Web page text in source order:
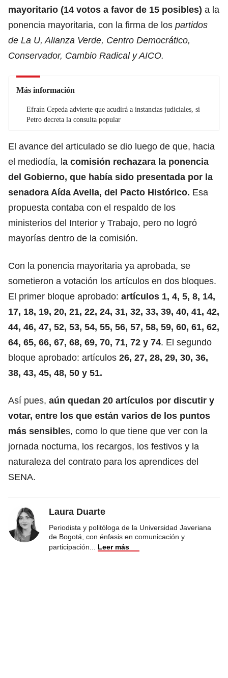
mayoritario (14 votos a favor de 15 posibles) a la
ponencia mayoritaria, con la firma de los partidos
de La U, Alianza Verde, Centro Democrático,
Conservador, Cambio Radical y AICO.
Más información
Efraín Cepeda advierte que acudirá a instancias judiciales, si
Petro decreta la consulta popular
El avance del articulado se dio luego de que, hacia
el mediodía, la comisión rechazara la ponencia
del Gobierno, que había sido presentada por la
senadora Aída Avella, del Pacto Histórico. Esa
propuesta contaba con el respaldo de los
ministerios del Interior y Trabajo, pero no logró
mayorías dentro de la comisión.
Con la ponencia mayoritaria ya aprobada, se
sometieron a votación los artículos en dos bloques.
El primer bloque aprobado: artículos 1, 4, 5, 8, 14,
17, 18, 19, 20, 21, 22, 24, 31, 32, 33, 39, 40, 41, 42,
44, 46, 47, 52, 53, 54, 55, 56, 57, 58, 59, 60, 61, 62,
64, 65, 66, 67, 68, 69, 70, 71, 72 y 74. El segundo
bloque aprobado: artículos 26, 27, 28, 29, 30, 36,
38, 43, 45, 48, 50 y 51.
Así pues, aún quedan 20 artículos por discutir y
votar, entre los que están varios de los puntos
más sensibles, como lo que tiene que ver con la
jornada nocturna, los recargos, los festivos y la
naturaleza del contrato para los aprendices del
SENA.
Laura Duarte
Periodista y politóloga de la Universidad Javeriana
de Bogotá, con énfasis en comunicación y
participación
Leer más